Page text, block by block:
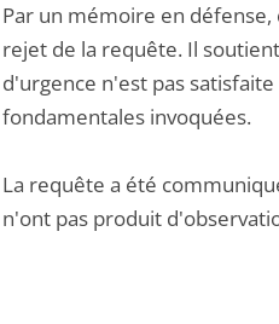
Par un mémoire en
rejet de la requête. Il
d'urgence n'est pas
fondamentales invoquées.
La requête a été
n'ont pas produit